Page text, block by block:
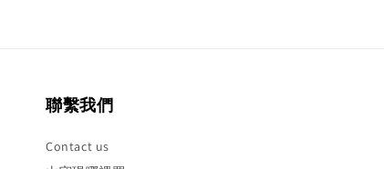
聯繫我們
Contact us